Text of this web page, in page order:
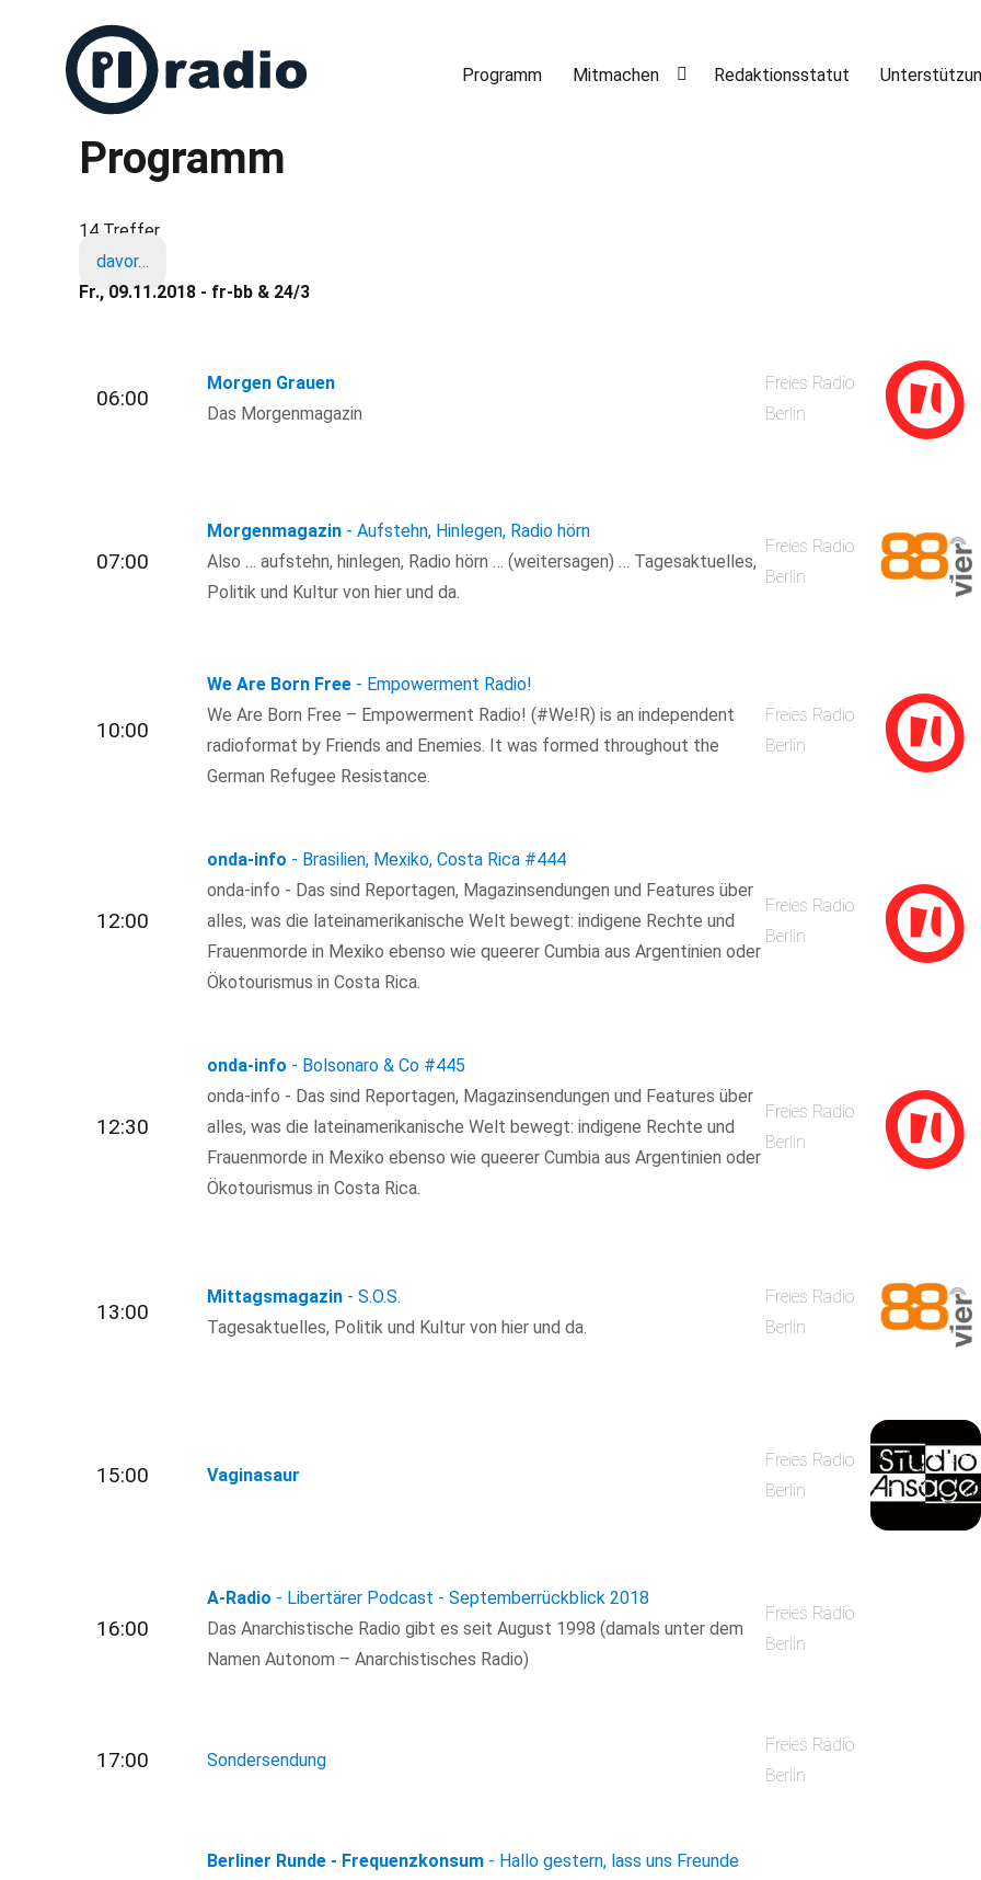
Freies Radio in Berlin
Programm Mitmachen Redaktionsstatut
Programm
14 Treffer
davor…
Fr., 09.11.2018 - fr-bb & 24/3
06:00
Morgen Grauen
Das Morgenmagazin
Freies Radio
Berlin
07:00
Morgenmagazin - Aufstehn, Hinlegen, Radio hörn
Also … aufstehn, hinlegen, Radio hörn … (weitersagen) … Tagesaktuelles,
Politik und Kultur von hier und da.
Freies Radio
Berlin
10:00
We Are Born Free - Empowerment Radio!
We Are Born Free – Empowerment Radio! (#We!R) is an independent
radioformat by Friends and Enemies. It was formed throughout the
German Refugee Resistance.
Freies Radio
Berlin
12:00
onda-info - Brasilien, Mexiko, Costa Rica #444
onda-info - Das sind Reportagen, Magazinsendungen und Features über
alles, was die lateinamerikanische Welt bewegt: indigene Rechte und
Frauenmorde in Mexiko ebenso wie queerer Cumbia aus Argentinien oder
Ökotourismus in Costa Rica.
Freies Radio
Berlin
12:30
onda-info - Bolsonaro & Co #445
onda-info - Das sind Reportagen, Magazinsendungen und Features über
alles, was die lateinamerikanische Welt bewegt: indigene Rechte und
Frauenmorde in Mexiko ebenso wie queerer Cumbia aus Argentinien oder
Ökotourismus in Costa Rica.
Freies Radio
Berlin
13:00
Mittagsmagazin - S.O.S.
Tagesaktuelles, Politik und Kultur von hier und da.
Freies Radio
Berlin
15:00 Vaginasaur
Freies Radio
Berlin
16:00
A-Radio - Libertärer Podcast - Septemberrückblick 2018
Das Anarchistische Radio gibt es seit August 1998 (damals unter dem
Namen Autonom – Anarchistisches Radio)
Freies Radio
Berlin
17:00 Sondersendung
Freies Radio
Berlin
Berliner Runde - Frequenzkonsum - Hallo gestern, lass uns Freunde